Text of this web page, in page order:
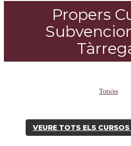
Propers
Tots/es
VEURE TOTS ELS